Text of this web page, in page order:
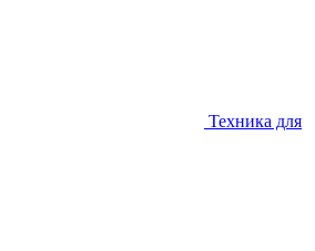
Техника для